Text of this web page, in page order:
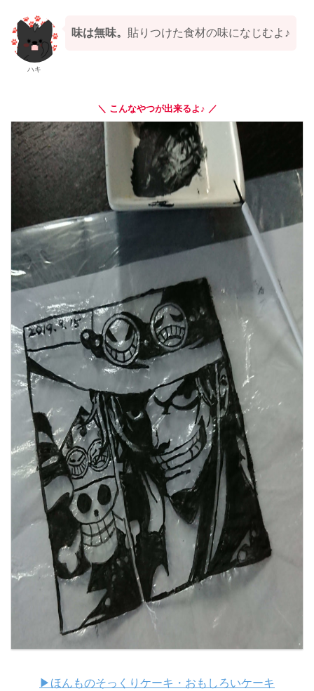
ハキ
味は無味。 貼りつけた食材の味になじむよ♪
＼ こんなやつが出来るよ♪ ／
▶ほんものそっくりケーキ・おもしろいケーキ